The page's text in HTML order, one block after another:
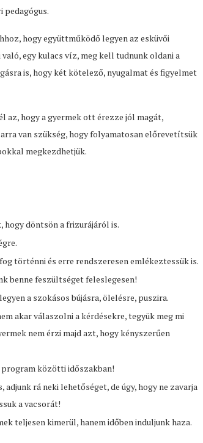
pedagógus.
hogy együttműködő legyen az esküvői
egy kulacs víz, meg kell tudnunk oldani a
is, hogy két kötelező, nyugalmat és figyelmet
az, hogy a gyermek ott érezze jól magát,
van szükség, hogy folyamatosan előrevetítsük
megkezdhetjük.
hogy döntsön a frizurájáról is.
történni és erre rendszeresen emlékeztessük is.
benne feszültséget feleslegesen!
a szokásos bújásra, ölelésre, puszira.
akar válaszolni a kérdésekre, tegyük meg mi
nem érzi majd azt, hogy kényszerűen
közötti időszakban!
rá neki lehetőséget, de úgy, hogy ne zavarja
a vacsorát!
teljesen kimerül, hanem időben induljunk haza.